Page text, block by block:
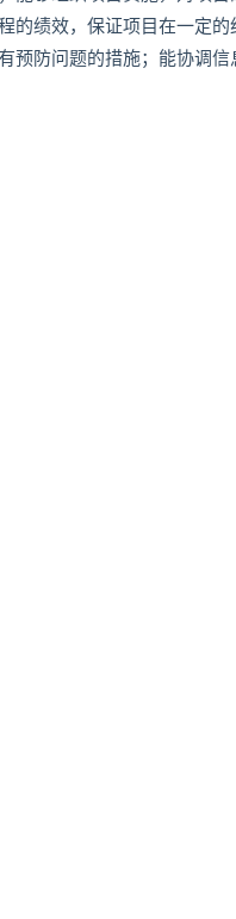
的绩效，保证项目在一定的
预防问题的措施；能协调信